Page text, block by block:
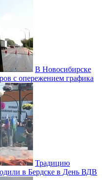
В Новосибирске
с опережением графика
Традицию
в Бердске в День ВДВ